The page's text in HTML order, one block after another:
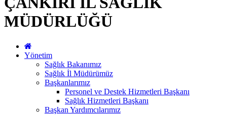
MÜDÜRLÜĞÜ
Yönetim
Sağlık Bakanımız
Sağlık İl Müdürümüz
Başkanlarımız
Personel ve Destek Hizmetleri Başkanı
Sağlık Hizmetleri Başkanı
Başkan Yardımcılarımız